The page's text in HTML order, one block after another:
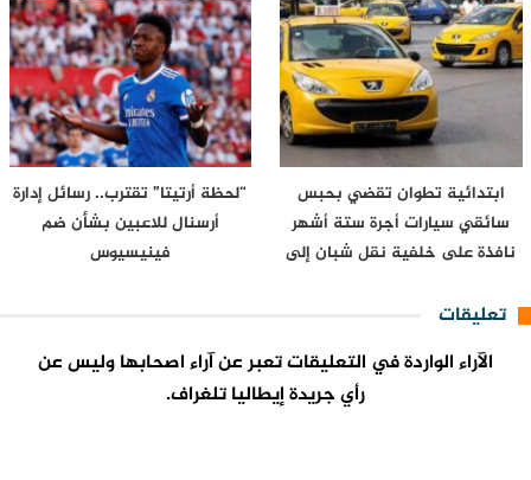
ابتدائية تطوان تقضي بحبس
سائقي سيارات أجرة ستة أشهر
نافذة على خلفية نقل شبان إلى
“لحظة أرتيتا” تقترب.. رسائل إدارة
أرسنال للاعبين بشأن ضم
فينيسيوس
تعليقات
الآراء الواردة في التعليقات تعبر عن آراء اصحابها وليس عن
رأي جريدة إيطاليا تلغراف.